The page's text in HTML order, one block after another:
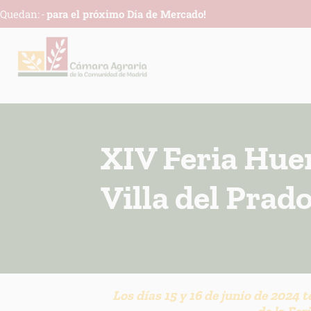
Quedan:-para el próximo Día de Mercado!
XIV Feria
Villa del
Los días 15 y 16 de junio de